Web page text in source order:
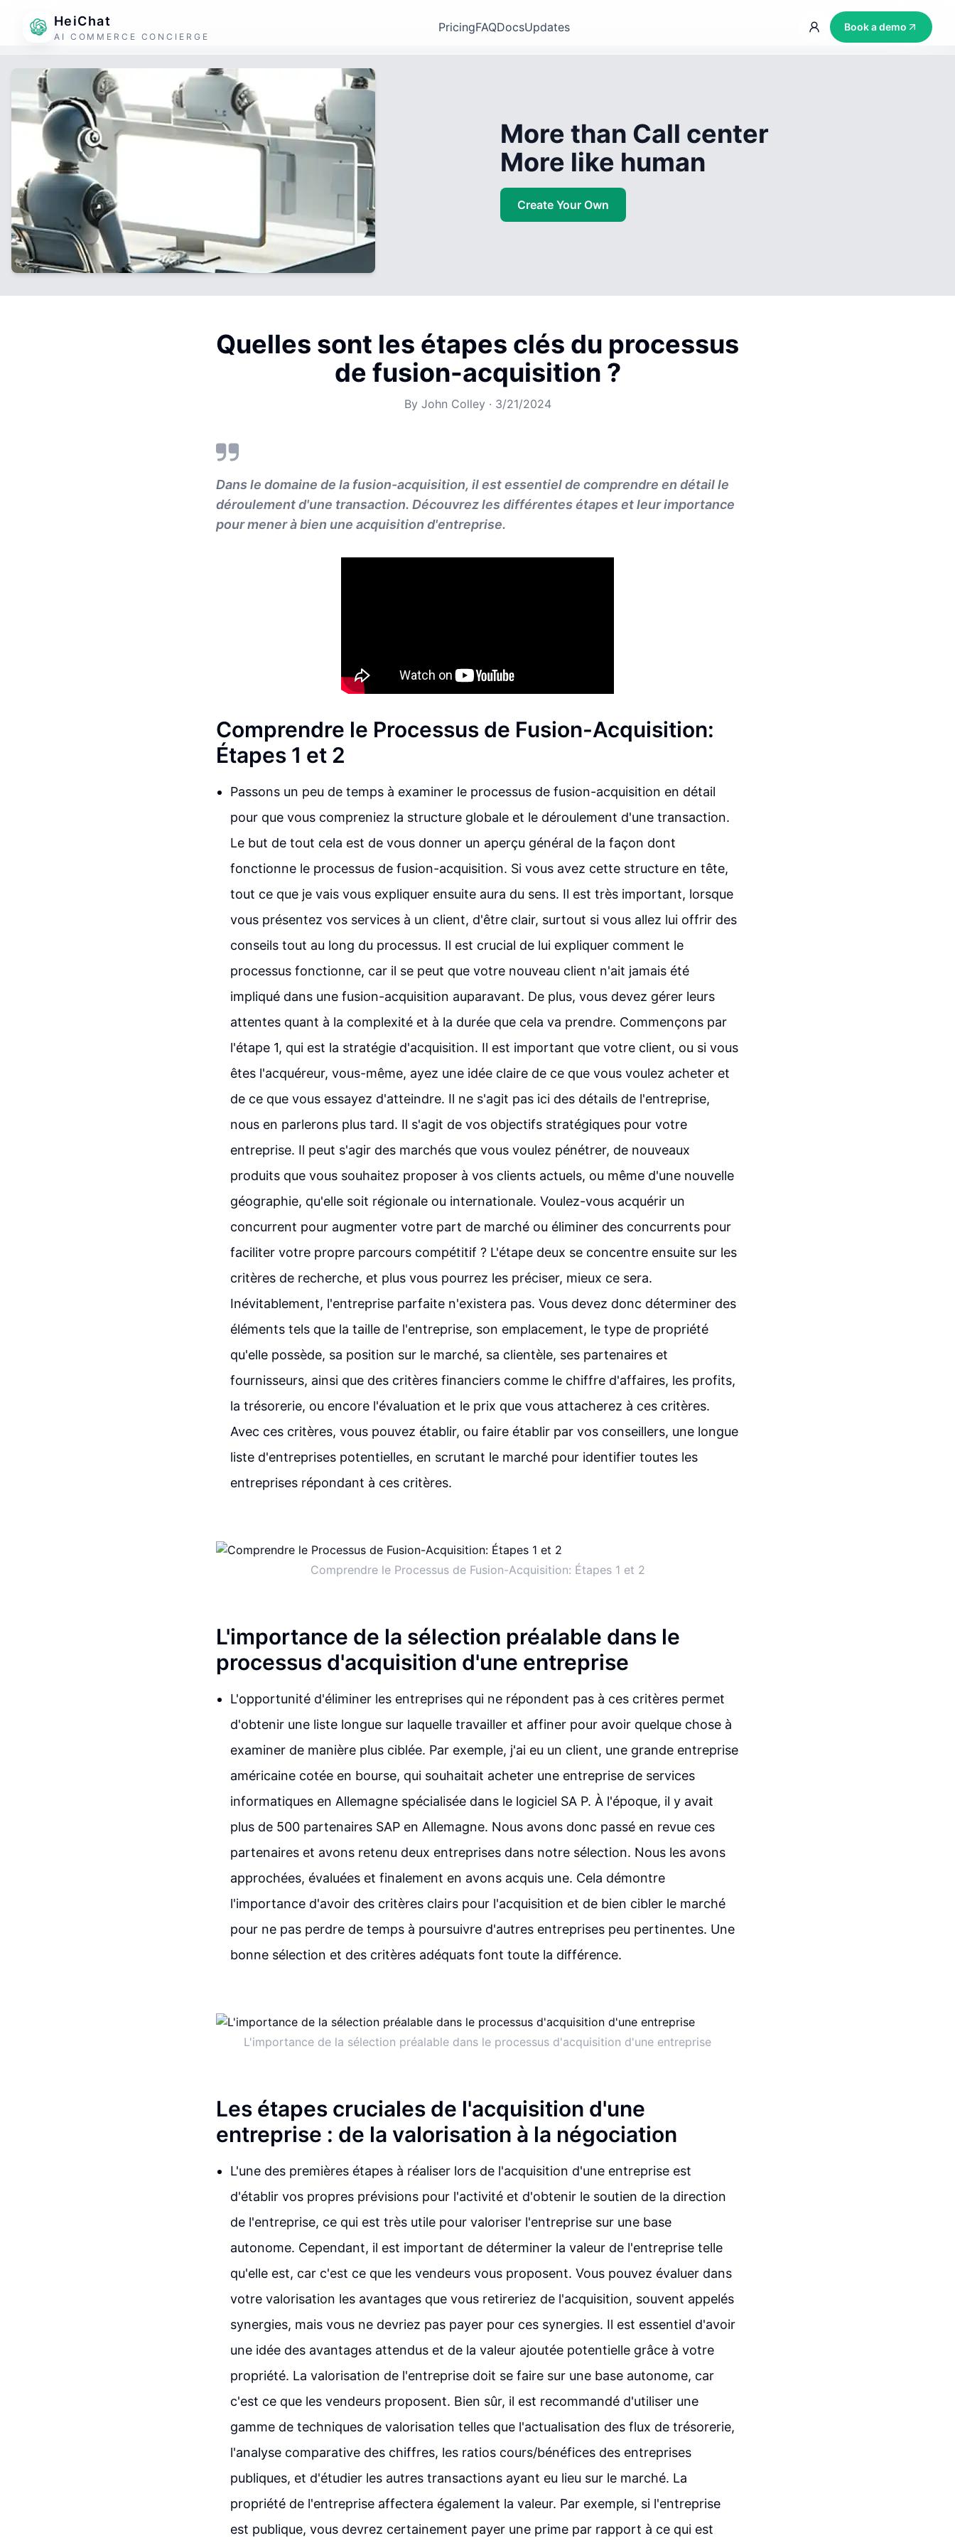
HeiChat
AI COMMERCE CONCIERGE
PricingFAQDocsUpdates Book a demo
More than Call center
More like human
Create Your Own
Quelles sont les étapes clés du processus
de fusion-acquisition ?
By John Colley · 3/21/2024
Dans le domaine de la fusion-acquisition, il est essentiel de comprendre en détail le
déroulement d'une transaction. Découvrez les différentes étapes et leur importance
pour mener à bien une acquisition d'entreprise.
Comprendre le Processus de Fusion-Acquisition:
Étapes 1 et 2
Passons un peu de temps à examiner le processus de fusion-acquisition en détail
pour que vous compreniez la structure globale et le déroulement d'une transaction.
Le but de tout cela est de vous donner un aperçu général de la façon dont
fonctionne le processus de fusion-acquisition. Si vous avez cette structure en tête,
tout ce que je vais vous expliquer ensuite aura du sens. Il est très important, lorsque
vous présentez vos services à un client, d'être clair, surtout si vous allez lui offrir des
conseils tout au long du processus. Il est crucial de lui expliquer comment le
processus fonctionne, car il se peut que votre nouveau client n'ait jamais été
impliqué dans une fusion-acquisition auparavant. De plus, vous devez gérer leurs
attentes quant à la complexité et à la durée que cela va prendre. Commençons par
l'étape 1, qui est la stratégie d'acquisition. Il est important que votre client, ou si vous
êtes l'acquéreur, vous-même, ayez une idée claire de ce que vous voulez acheter et
de ce que vous essayez d'atteindre. Il ne s'agit pas ici des détails de l'entreprise,
nous en parlerons plus tard. Il s'agit de vos objectifs stratégiques pour votre
entreprise. Il peut s'agir des marchés que vous voulez pénétrer, de nouveaux
produits que vous souhaitez proposer à vos clients actuels, ou même d'une nouvelle
géographie, qu'elle soit régionale ou internationale. Voulez-vous acquérir un
concurrent pour augmenter votre part de marché ou éliminer des concurrents pour
faciliter votre propre parcours compétitif ? L'étape deux se concentre ensuite sur les
critères de recherche, et plus vous pourrez les préciser, mieux ce sera.
Inévitablement, l'entreprise parfaite n'existera pas. Vous devez donc déterminer des
éléments tels que la taille de l'entreprise, son emplacement, le type de propriété
qu'elle possède, sa position sur le marché, sa clientèle, ses partenaires et
fournisseurs, ainsi que des critères financiers comme le chiffre d'affaires, les profits,
la trésorerie, ou encore l'évaluation et le prix que vous attacherez à ces critères.
Avec ces critères, vous pouvez établir, ou faire établir par vos conseillers, une longue
liste d'entreprises potentielles, en scrutant le marché pour identifier toutes les
entreprises répondant à ces critères.
Comprendre le Processus de Fusion-Acquisition: Étapes 1 et 2
L'importance de la sélection préalable dans le
processus d'acquisition d'une entreprise
L'opportunité d'éliminer les entreprises qui ne répondent pas à ces critères permet
d'obtenir une liste longue sur laquelle travailler et affiner pour avoir quelque chose à
examiner de manière plus ciblée. Par exemple, j'ai eu un client, une grande entreprise
américaine cotée en bourse, qui souhaitait acheter une entreprise de services
informatiques en Allemagne spécialisée dans le logiciel SA P. À l'époque, il y avait
plus de 500 partenaires SAP en Allemagne. Nous avons donc passé en revue ces
partenaires et avons retenu deux entreprises dans notre sélection. Nous les avons
approchées, évaluées et finalement en avons acquis une. Cela démontre
l'importance d'avoir des critères clairs pour l'acquisition et de bien cibler le marché
pour ne pas perdre de temps à poursuivre d'autres entreprises peu pertinentes. Une
bonne sélection et des critères adéquats font toute la différence.
L'importance de la sélection préalable dans le processus d'acquisition d'une entreprise
Les étapes cruciales de l'acquisition d'une
entreprise : de la valorisation à la négociation
L'une des premières étapes à réaliser lors de l'acquisition d'une entreprise est
d'établir vos propres prévisions pour l'activité et d'obtenir le soutien de la direction
de l'entreprise, ce qui est très utile pour valoriser l'entreprise sur une base
autonome. Cependant, il est important de déterminer la valeur de l'entreprise telle
qu'elle est, car c'est ce que les vendeurs vous proposent. Vous pouvez évaluer dans
votre valorisation les avantages que vous retireriez de l'acquisition, souvent appelés
synergies, mais vous ne devriez pas payer pour ces synergies. Il est essentiel d'avoir
une idée des avantages attendus et de la valeur ajoutée potentielle grâce à votre
propriété. La valorisation de l'entreprise doit se faire sur une base autonome, car
c'est ce que les vendeurs proposent. Bien sûr, il est recommandé d'utiliser une
gamme de techniques de valorisation telles que l'actualisation des flux de trésorerie,
l'analyse comparative des chiffres, les ratios cours/bénéfices des entreprises
publiques, et d'étudier les autres transactions ayant eu lieu sur le marché. La
propriété de l'entreprise affectera également la valeur. Par exemple, si l'entreprise
est publique, vous devrez certainement payer une prime par rapport à ce qui est